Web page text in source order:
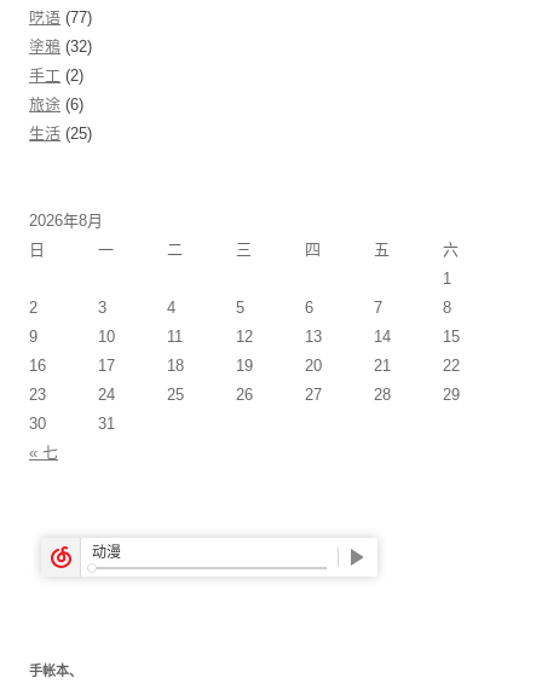
呓语 (77)
塗鴉 (32)
手工 (2)
旅途 (6)
生活 (25)
2026年8月
日
一 二 三 四 五 六
« 七
1
2
3 4 5 6 7
8
9
10 11 12 13 14
15
16
17 18 19 20 21
22
23
24 25 26 27 28
29
30
31
手帐本、